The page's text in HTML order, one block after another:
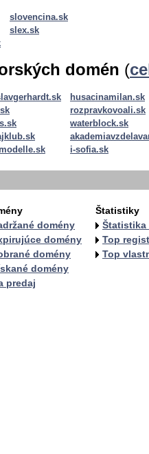
slovencina.sk
slex.sk
domén (
husacinamilan.sk
rozpravkovoali.sk
waterblock.sk
i-sofia.sk
domény
domény
domény
domény
predaj
Štatistiky
Štatistika
Top
Top